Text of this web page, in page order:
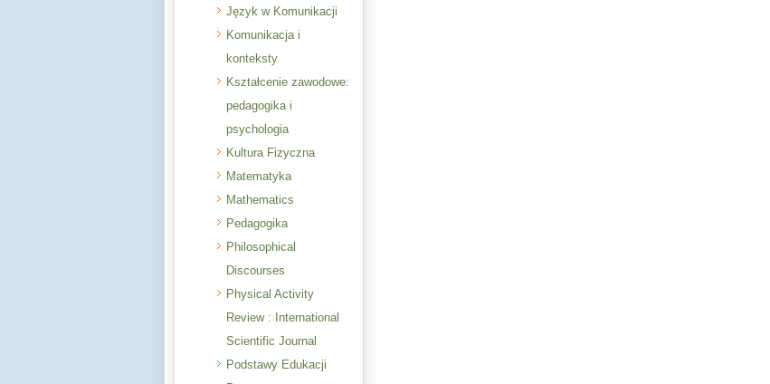
Język w Komunikacji
Komunikacja i
konteksty
Kształcenie zawodowe:
pedagogika i
psychologia
Kultura Fizyczna
Matematyka
Mathematics
Pedagogika
Philosophical
Discourses
Physical Activity
Review : International
Scientific Journal
Podstawy Edukacji